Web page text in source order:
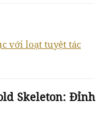
với loạt tuyệt tác
Skeleton: Đỉnh